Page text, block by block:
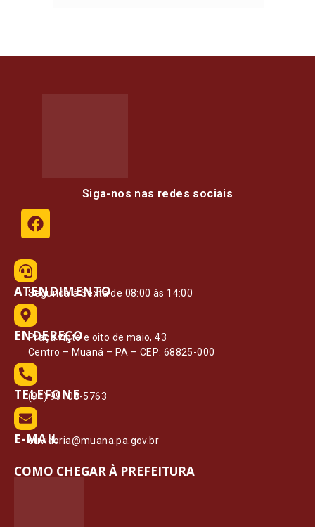
Siga-nos nas redes sociais
ATENDIMENTO
Segunda à Sexta de 08:00 às 14:00
ENDEREÇO
Praça vinte e oito de maio, 43
Centro – Muaná – PA – CEP: 68825-000
TELEFONE
(91) 99108-5763
E-MAIL
ouvidoria@muana.pa.gov.br
COMO CHEGAR À PREFEITURA